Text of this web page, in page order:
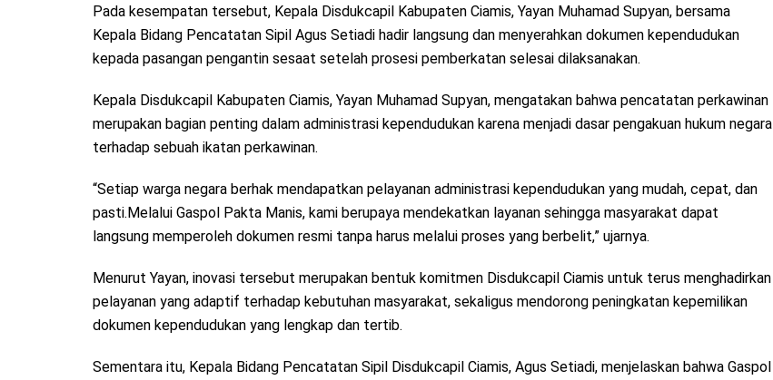
Pada kesempatan tersebut, Kepala Disdukcapil Kabupaten Ciamis, Yayan Muhamad Supyan, bersama
Kepala Bidang Pencatatan Sipil Agus Setiadi hadir langsung dan menyerahkan dokumen kependudukan
kepada pasangan pengantin sesaat setelah prosesi pemberkatan selesai dilaksanakan.
Kepala Disdukcapil Kabupaten Ciamis, Yayan Muhamad Supyan, mengatakan bahwa pencatatan perkawinan
merupakan bagian penting dalam administrasi kependudukan karena menjadi dasar pengakuan hukum negara
terhadap sebuah ikatan perkawinan.
“Setiap warga negara berhak mendapatkan pelayanan administrasi kependudukan yang mudah, cepat, dan
pasti.Melalui Gaspol Pakta Manis, kami berupaya mendekatkan layanan sehingga masyarakat dapat
langsung memperoleh dokumen resmi tanpa harus melalui proses yang berbelit,” ujarnya.
Menurut Yayan, inovasi tersebut merupakan bentuk komitmen Disdukcapil Ciamis untuk terus menghadirkan
pelayanan yang adaptif terhadap kebutuhan masyarakat, sekaligus mendorong peningkatan kepemilikan
dokumen kependudukan yang lengkap dan tertib.
Sementara itu, Kepala Bidang Pencatatan Sipil Disdukcapil Ciamis, Agus Setiadi, menjelaskan bahwa Gaspol